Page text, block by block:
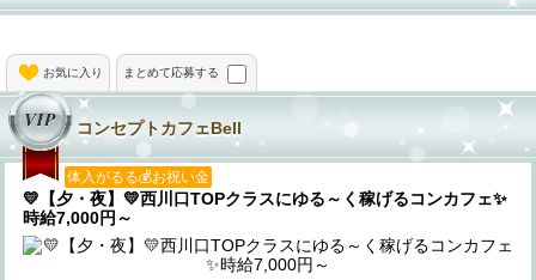
お気に入り まとめて応募する
コンセプトカフェBell
体入がるる💰お祝い金
💛【夕・夜】💛西川口TOPクラスにゆる～く稼げるコンカフェ✨
時給7,000円～